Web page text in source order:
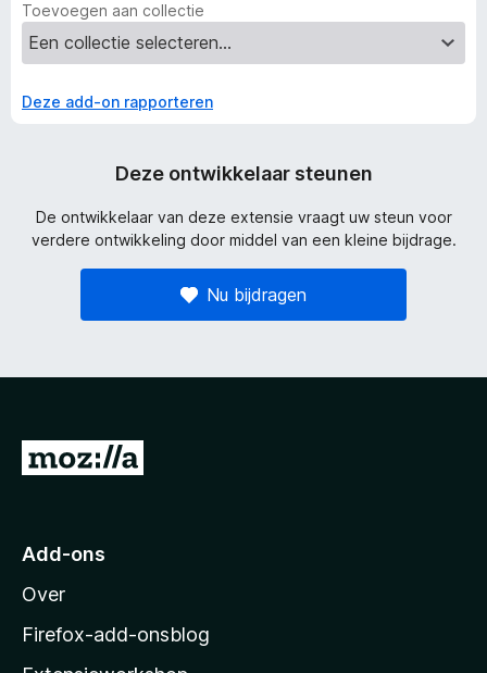
Toevoegen aan collectie
Deze add-on rapporteren
Deze ontwikkelaar steunen
De ontwikkelaar van deze extensie vraagt uw steun voor
verdere ontwikkeling door middel van een kleine bijdrage.
Nu bijdragen
N
r
o
z
Add-ons
Over
Firefox-add-onsblog